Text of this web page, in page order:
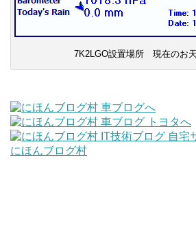
7K2LGO設置場所 現在のお
にほんブログ村